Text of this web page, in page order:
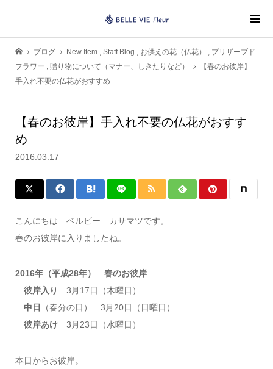
ブログ New Item , Staff Blog , お供えの花（仏花） , プリザーブド
フラワー , 贈り物について（マナー、しきたりなど）
【春のお彼岸】
手入れ不要の仏花がおすすめ
【春のお彼岸】手入れ不要の仏花がおすす
め
2016.03.17
こんにちは ベルビー カサマツです。
春のお彼岸に入りましたね。
2016年（平成28年） 春のお彼岸
彼岸入り
3月17日（木曜日）
中日
（春分の日） 3月20日（日曜日）
彼岸あけ3月23日（水曜日）
本日からお彼岸。